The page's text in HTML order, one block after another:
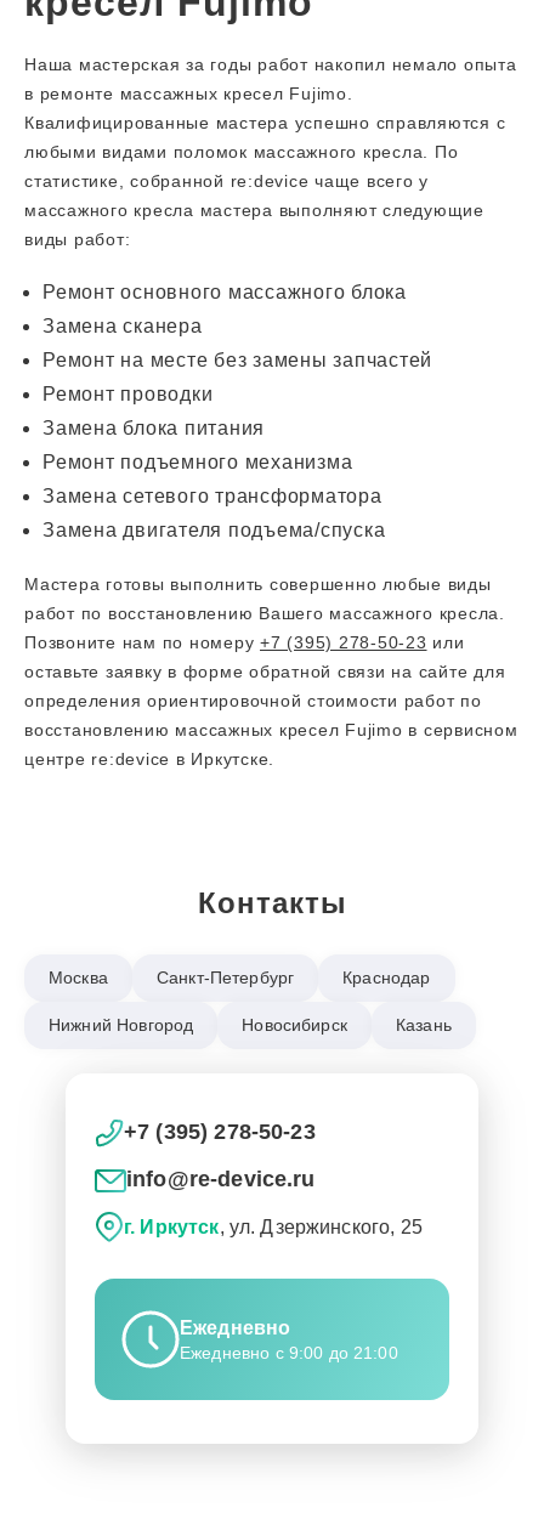
Наша мастерская за годы работ накопил немало опыта
в ремонте массажных кресел Fujimo.
Квалифицированные мастера успешно справляются с
любыми видами поломок массажного кресла. По
статистике, собранной re:device чаще всего у
массажного кресла мастера выполняют следующие
виды работ:
Ремонт основного массажного блока
Замена сканера
Ремонт на месте без замены запчастей
Ремонт проводки
Замена блока питания
Ремонт подъемного механизма
Замена сетевого трансформатора
Замена двигателя подъема/спуска
Мастера готовы выполнить совершенно любые виды
работ по восстановлению Вашего массажного кресла.
Позвоните нам по номеру +7 (395) 278-50-23 или
оставьте заявку в форме обратной связи на сайте для
определения ориентировочной стоимости работ по
восстановлению массажных кресел Fujimo в сервисном
центре re:device в Иркутске.
Контакты
Москва Санкт-Петербург Краснодар
Нижний Новгород Новосибирск Казань
+7 (395) 278-50-23
info@re-device.ru
г. Иркутск, ул. Дзержинского, 25
Ежедневно
Ежедневно с 9:00 до 21:00